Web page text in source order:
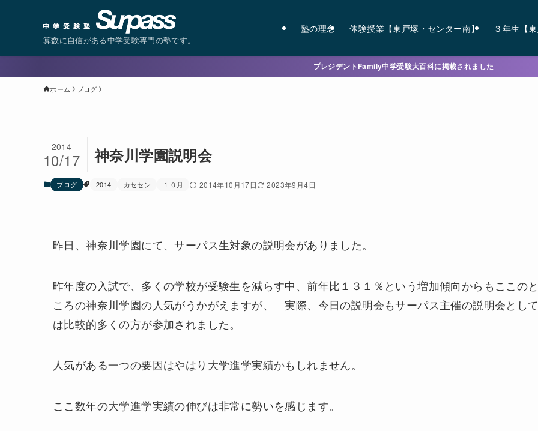
算数に自信がある中学受験専門の塾です。
塾の理念 体験授業【東戸塚・センター南】 ３年生【
プレジデントFamily中学受験大百科に掲載されました
ホーム ブログ
神奈川学園説明会
2014
10/17
ブログ 2014 カセセン １０月 2014年10月17日 2023年9月4日
昨日、神奈川学園にて、サーパス生対象の説明会がありました。
昨年度の入試で、多くの学校が受験生を減らす中、前年比１３１％という増加傾向からもここの
ころの神奈川学園の人気がうかがえますが、 実際、今日の説明会もサーパス主催の説明会とし
は比較的多くの方が参加されました。
人気がある一つの要因はやはり大学進学実績かもしれません。
ここ数年の大学進学実績の伸びは非常に勢いを感じます。